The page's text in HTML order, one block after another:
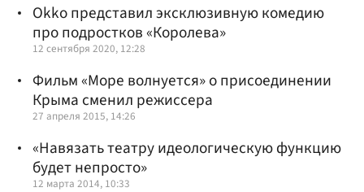
Okko представил эксклюзивную комедию
про подростков «Королева»
12 сентября 2020, 12:28
Фильм «Море волнуется» о присоединении
Крыма сменил режиссера
27 апреля 2015, 14:26
«Навязать театру идеологическую функцию
будет непросто»
12 марта 2014, 10:33